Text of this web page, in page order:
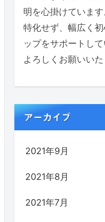
明を心掛けていま
特化せず、幅広く
ップをサポートし
よろしくお願いいた
アーカイブ
2021年9月
2021年8月
2021年7月